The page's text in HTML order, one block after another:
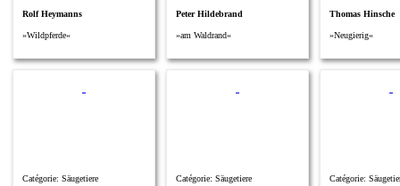
Rolf Heymanns
»Wildpferde«
Peter Hildebrand
»am Waldrand«
Thomas Hinsche
»Neugierig«
Catégorie: Säugetiere Catégorie: Säugetiere Catégorie: